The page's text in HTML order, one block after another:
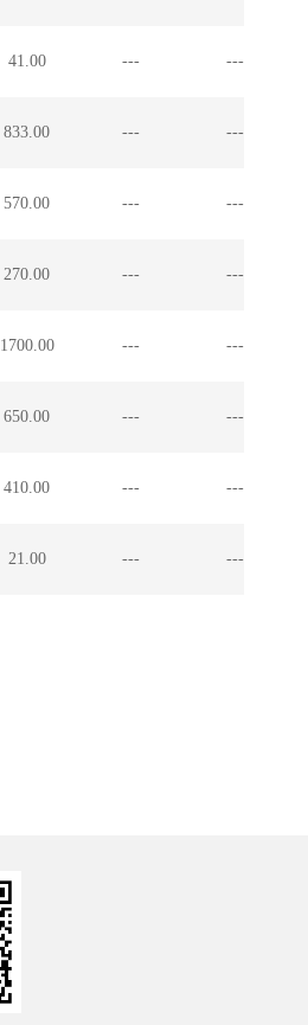
41.00 --- ---
833.00 --- ---
570.00 --- ---
270.00 --- ---
1700.00 --- ---
650.00 --- ---
410.00 --- ---
21.00 --- ---